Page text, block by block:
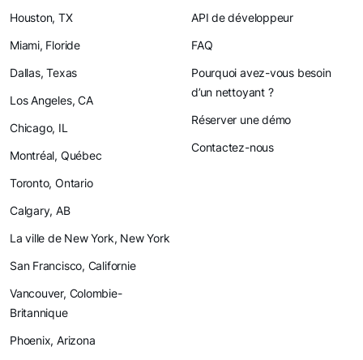
Houston, TX
Miami, Floride
Dallas, Texas
Los Angeles, CA
Chicago, IL
Montréal, Québec
Toronto, Ontario
Calgary, AB
La ville de New York, New York
San Francisco, Californie
Vancouver, Colombie-
Britannique
Phoenix, Arizona
API de développeur
FAQ
Pourquoi avez-vous besoin
d’un nettoyant ?
Réserver une démo
Contactez-nous